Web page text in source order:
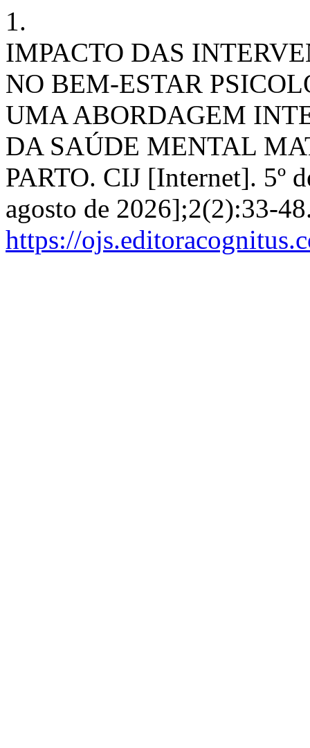
1.
IMPACTO DAS
NO BEM-ESTAR
UMA ABORDAGEM
DA SAÚDE MENTAL
PARTO. CIJ [Internet]. 5º
agosto de 2026];2(2):33-
https://